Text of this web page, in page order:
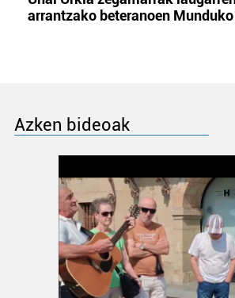
arrantzako beteranoen
Azken bideoak